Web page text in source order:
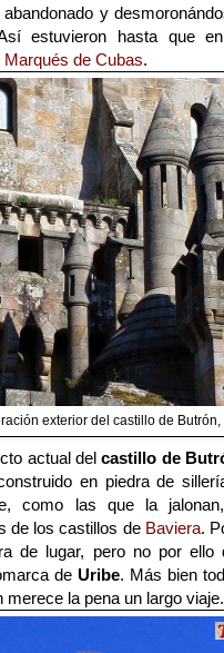
y
estuvieron hasta que
Marqués de Cubas.
exterior del castillo de Butrón,
actual delcastillo de
en piedra de
como las que la
de los castillos de Baviera.
de lugar, pero no por ello
de Uribe. Más bien
la pena un largo viaje.